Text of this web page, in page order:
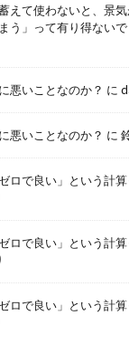
えて使わないと、景
う」って有り得ないで
悪いことなのか？ に
悪いことなのか？ に
ロで良い」という計
ロで良い」という計
ロで良い」という計